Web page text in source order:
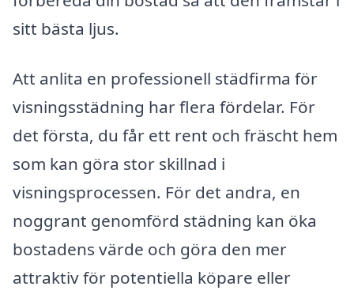
sitt bästa ljus.
Att anlita en professionell städfirma för
visningsstädning har flera fördelar. För
det första, du får ett rent och fräscht hem
som kan göra stor skillnad i
visningsprocessen. För det andra, en
noggrant genomförd städning kan öka
bostadens värde och göra den mer
attraktiv för potentiella köpare eller